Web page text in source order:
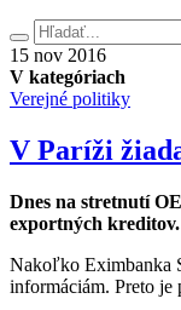
Hľadať
15 nov 201615.
novembra
2016
V kategóriach
Verejné politiky
V Paríži
Dnes na stretnutí
exportných
Nakoľko Eximbanka
informáciám. Preto je